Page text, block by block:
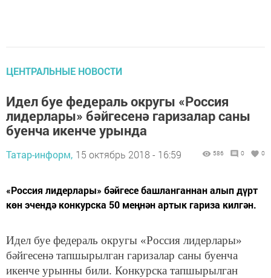
ЦЕНТРАЛЬНЫЕ НОВОСТИ
Идел буе федераль округы «Россия
лидерлары» бәйгесенә гаризалар саны
буенча икенче урында
Татар-информ, 15 октябрь 2018 - 16:59 586 0 0
«Россия лидерлары» бәйгесе башланганнан алып дүрт
көн эчендә конкурска 50 меңнән артык гариза килгән.
Идел буе федераль округы «Россия лидерлары»
бәйгесенә тапшырылган гаризалар саны буенча
икенче урынны били. Конкурска тапшырылган